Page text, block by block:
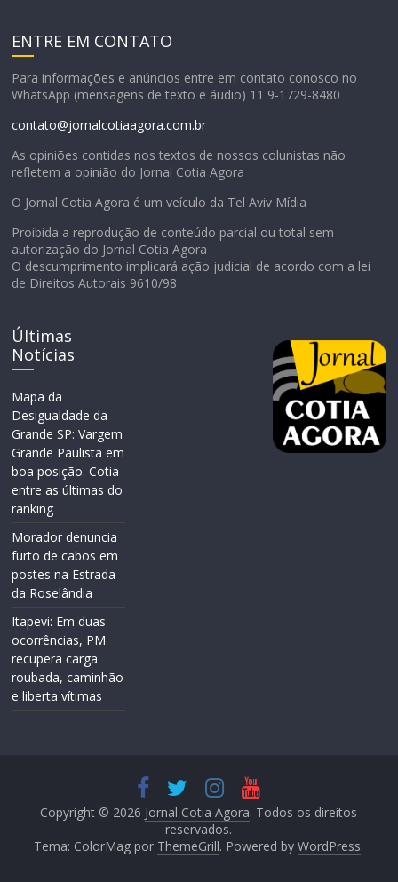
ENTRE EM CONTATO
Para informações e anúncios entre em contato conosco no
WhatsApp (mensagens de texto e áudio) 11 9-1729-8480
contato@jornalcotiaagora.com.br
As opiniões contidas nos textos de nossos colunistas não
refletem a opinião do Jornal Cotia Agora
O Jornal Cotia Agora é um veículo da Tel Aviv Mídia
Proibida a reprodução de conteúdo parcial ou total sem
autorização do Jornal Cotia Agora
O descumprimento implicará ação judicial de acordo com a lei
de Direitos Autorais 9610/98
Últimas
Notícias
Mapa da
Desigualdade da
Grande SP: Vargem
Grande Paulista em
boa posição. Cotia
entre as últimas do
ranking
Morador denuncia
furto de cabos em
postes na Estrada
da Roselândia
Itapevi: Em duas
ocorrências, PM
recupera carga
roubada, caminhão
e liberta vítimas
Copyright © 2026 Jornal Cotia Agora. Todos os direitos
reservados.
Tema: ColorMag por ThemeGrill. Powered byWordPress.